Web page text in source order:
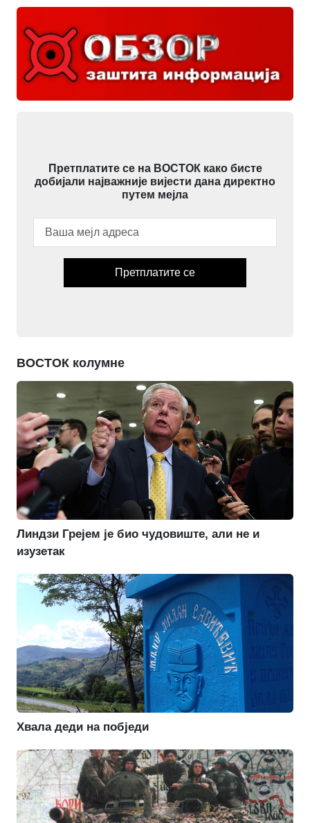
Претплатите се на ВОСТОК како бисте
добијали најважније вијести дана директно
путем мејла
Претплатите се
ВОСТОК колумне
Линдзи Грејем је био чудовиште, али не и
изузетак
Хвала деди на побједи